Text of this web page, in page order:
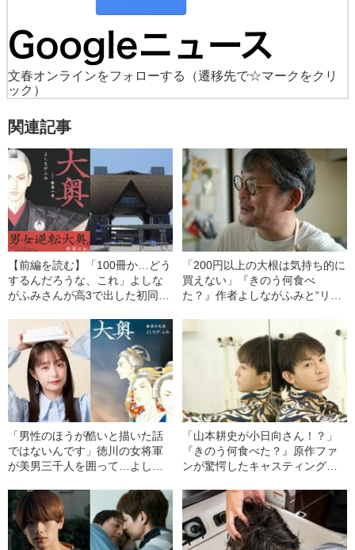
文春オンラインをフォローする
（遷移先で☆マークをクリ
ック）
関連記事
【前編を読む】「100冊か…どう
するんだろうな、これ」よしな
がふみさんが高3で出した初同人
「200円以上の大根は気持ち的に
買えない」『きのう何食べ
た？』作者よしながふみと“リア
「男性のほうが酷いと描いた話
ではないんです」徳川の女将軍
が美男三千人を囲って…よしな
切にした“視点”
「山本耕史が小日向さん！？」
『きのう何食べた？』原作ファ
ンが驚愕したキャスティングの